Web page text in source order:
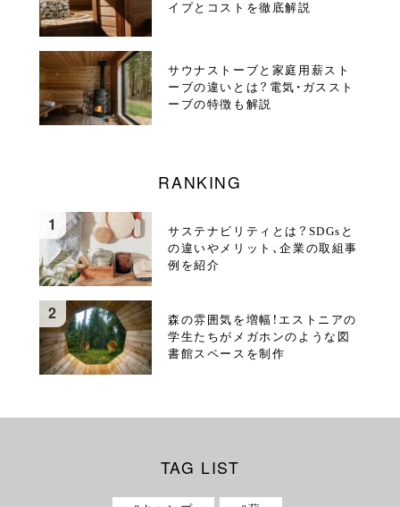
イプとコストを徹底解説
サウナストーブと家庭用薪スト
ーブの違いとは？電気・ガススト
ーブの特徴も解説
RANKING
サステナビリティとは？SDGsと
の違いやメリット、企業の取組事
例を紹介
森の雰囲気を増幅！エストニアの
学生たちがメガホンのような図
書館スペースを制作
TAG LIST